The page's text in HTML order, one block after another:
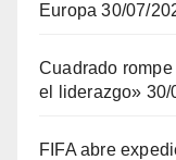
Europa 30/07/
Cuadrado
el liderazgo» 30/
FIFA abre